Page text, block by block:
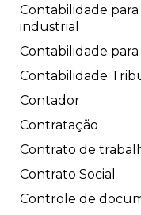
Contabilidade
industrial
Contabilidade
Contabilidade
Contador
Contratação
Contrato de
Contrato Social
Controle de